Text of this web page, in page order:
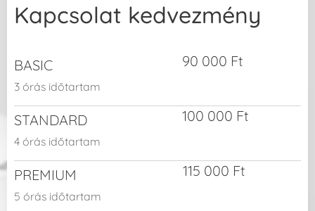
Kapcsolat kedvezmény
BASIC
3 órás időtartam
90 000 Ft
STANDARD
4 órás időtartam
100 000 Ft
PREMIUM
5 órás időtartam
115 000 Ft